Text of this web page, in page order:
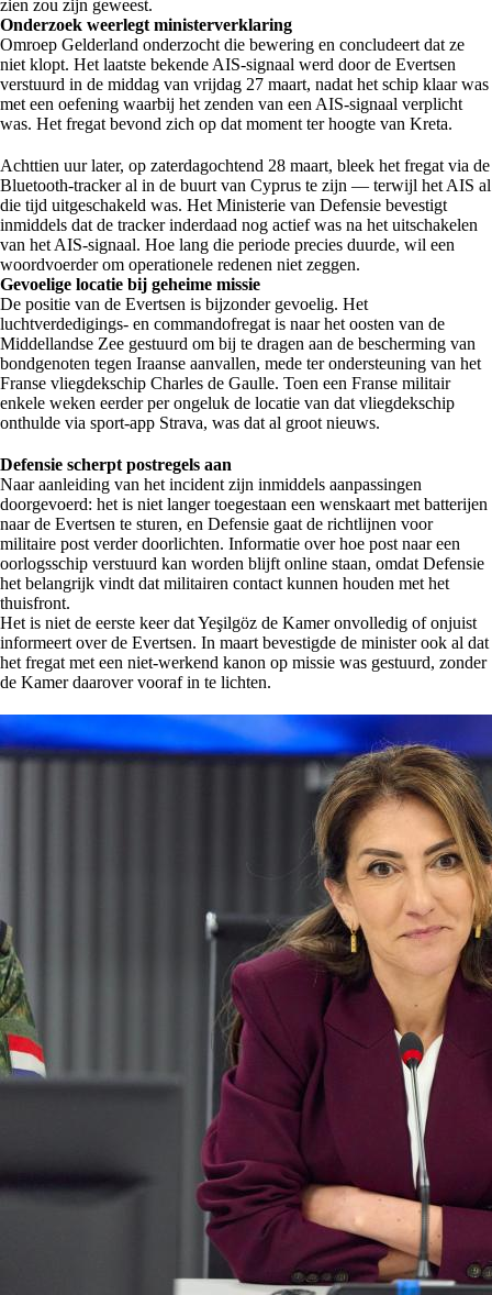
zien zou zijn geweest.
Onderzoek weerlegt ministerverklaring
Omroep Gelderland onderzocht die bewering en concludeert dat ze
niet klopt. Het laatste bekende AIS-signaal werd door de Evertsen
verstuurd in de middag van vrijdag 27 maart, nadat het schip klaar was
met een oefening waarbij het zenden van een AIS-signaal verplicht
was. Het fregat bevond zich op dat moment ter hoogte van Kreta.
Achttien uur later, op zaterdagochtend 28 maart, bleek het fregat via de
Bluetooth-tracker al in de buurt van Cyprus te zijn — terwijl het AIS al
die tijd uitgeschakeld was. Het Ministerie van Defensie bevestigt
inmiddels dat de tracker inderdaad nog actief was na het uitschakelen
van het AIS-signaal. Hoe lang die periode precies duurde, wil een
woordvoerder om operationele redenen niet zeggen.
Gevoelige locatie bij geheime missie
De positie van de Evertsen is bijzonder gevoelig. Het
luchtverdedigings- en commandofregat is naar het oosten van de
Middellandse Zee gestuurd om bij te dragen aan de bescherming van
bondgenoten tegen Iraanse aanvallen, mede ter ondersteuning van het
Franse vliegdekschip Charles de Gaulle. Toen een Franse militair
enkele weken eerder per ongeluk de locatie van dat vliegdekschip
onthulde via sport-app Strava, was dat al groot nieuws.
Defensie scherpt postregels aan
Naar aanleiding van het incident zijn inmiddels aanpassingen
doorgevoerd: het is niet langer toegestaan een wenskaart met batterijen
naar de Evertsen te sturen, en Defensie gaat de richtlijnen voor
militaire post verder doorlichten. Informatie over hoe post naar een
oorlogsschip verstuurd kan worden blijft online staan, omdat Defensie
het belangrijk vindt dat militairen contact kunnen houden met het
thuisfront.
Het is niet de eerste keer dat Yeşilgöz de Kamer onvolledig of onjuist
informeert over de Evertsen. In maart bevestigde de minister ook al dat
het fregat met een niet-werkend kanon op missie was gestuurd, zonder
de Kamer daarover vooraf in te lichten.